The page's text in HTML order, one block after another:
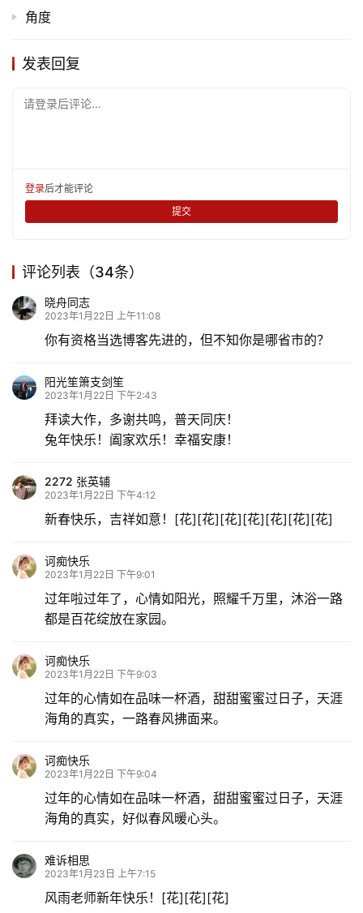
页
文
生
活
育
乐
更
多
登录
角度
发表回复
请登录后评论...
登录后才能评论
提交
评论列表（34条）
晓舟同志
2023年1月22日 上午11:08
你有资格当选博客先进的，但不知你是哪省市的？
阳光笙箫支剑笙
2023年1月22日 下午2:43
拜读大作，多谢共鸣，普天同庆！
兔年快乐！阖家欢乐！幸福安康！
2272 张英辅
2023年1月22日 下午4:12
新春快乐，吉祥如意！[花][花][花][花][花][花][花]
诃痴快乐
2023年1月22日 下午9:01
过年啦过年了，心情如阳光，照耀千万里，沐浴一路
都是百花绽放在家园。
诃痴快乐
2023年1月22日 下午9:03
过年的心情如在品味一杯酒，甜甜蜜蜜过日子，天涯
海角的真实，一路春风拂面来。
诃痴快乐
2023年1月22日 下午9:04
过年的心情如在品味一杯酒，甜甜蜜蜜过日子，天涯
海角的真实，好似春风暖心头。
难诉相思
2023年1月23日 上午7:15
风雨老师新年快乐！[花][花][花]